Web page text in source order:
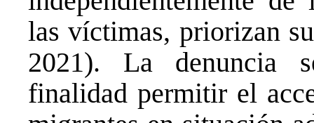
las víctimas, priorizan
2021). La denuncia
finalidad permitir el